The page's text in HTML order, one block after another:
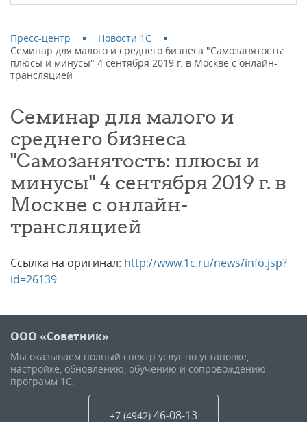
Пресс-центр
Новости 1С
Семинар для малого и среднего бизнеса "Самозанятость:
плюсы и минусы" 4 сентября 2019 г. в Москве с онлайн-
трансляцией
Семинар для малого и
среднего бизнеса
"Самозанятость: плюсы и
минусы" 4 сентября 2019 г. в
Москве с онлайн-
трансляцией
Ссылка на оригинал: http://www.1c.ru/news/info.jsp?
id=26139
ООО «Советник»
Мы оказываем полный спектр услуг по установке,
настройке, обновлению, обучению и сопровождению
программ 1С.
+7 (4942) 46-08-13